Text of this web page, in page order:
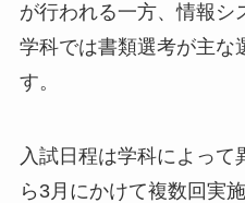
が行われる一方、情報シ
学科では書類選考が主な
す。
入試日程は学科によっ
ら3月にかけて複数回実